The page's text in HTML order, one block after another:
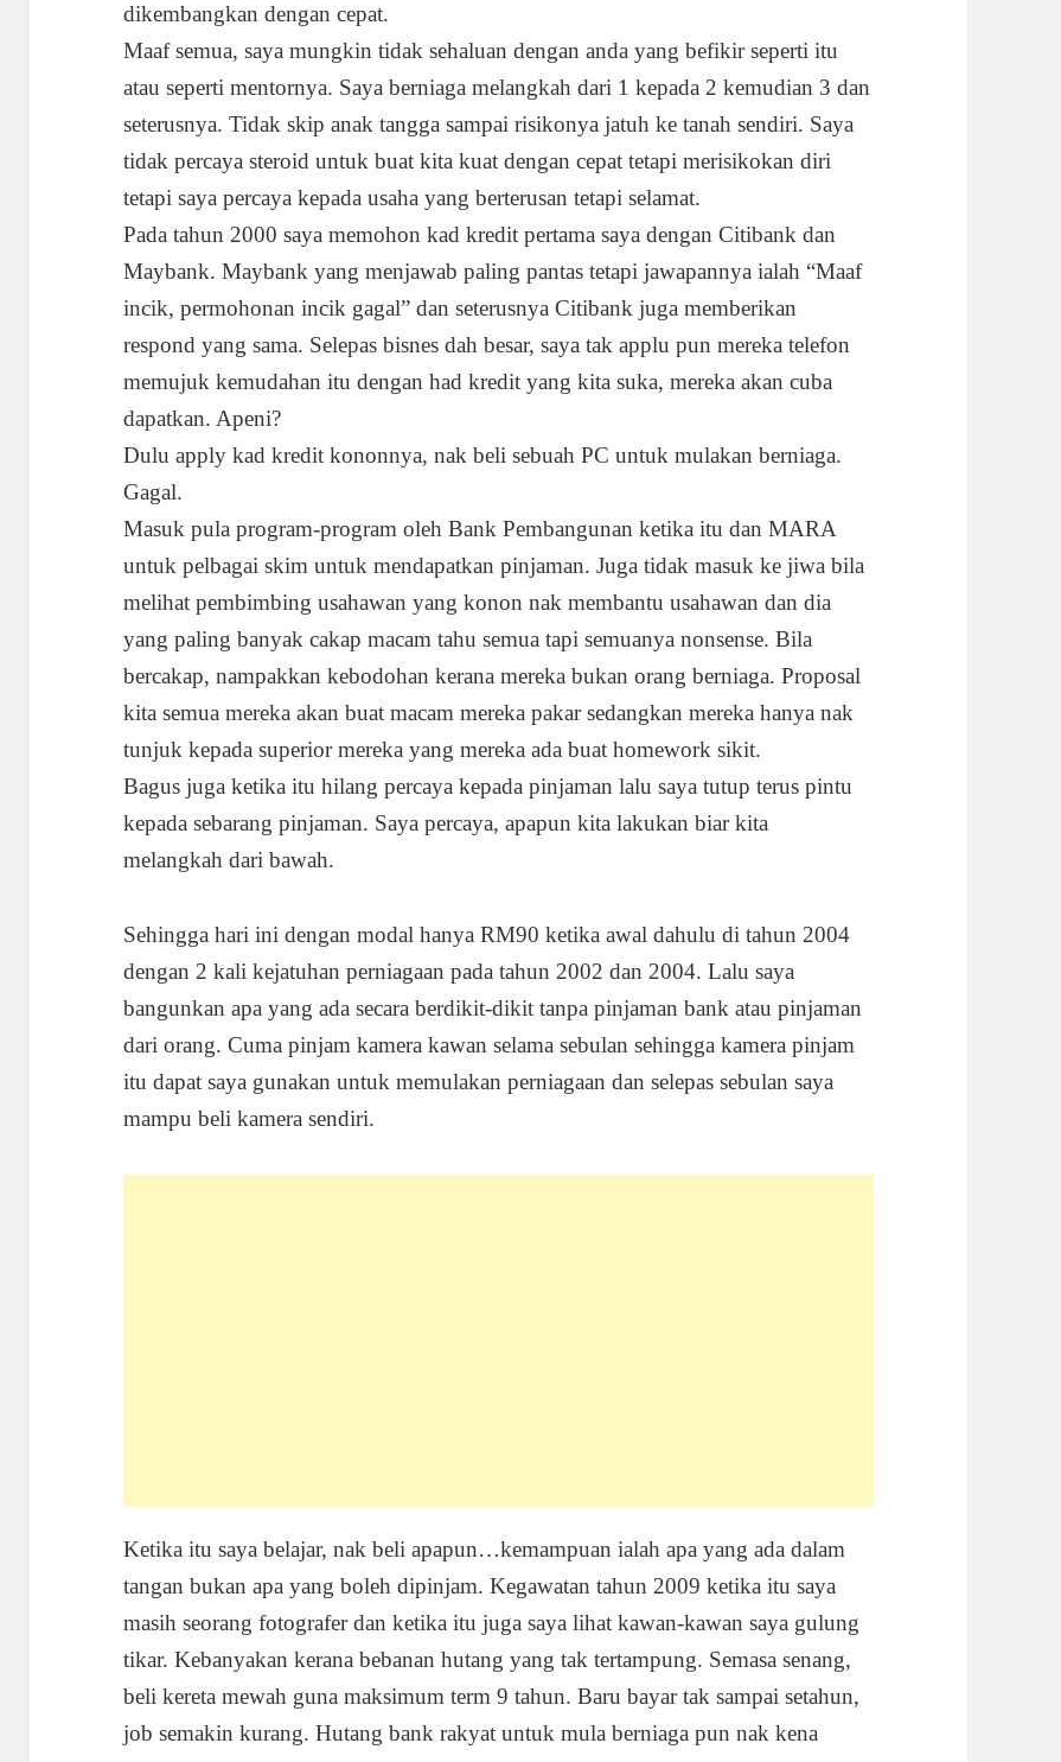
dikembangkan dengan cepat.
Maaf semua, saya mungkin tidak sehaluan dengan anda yang befikir seperti itu
atau seperti mentornya. Saya berniaga melangkah dari 1 kepada 2 kemudian 3 dan
seterusnya. Tidak skip anak tangga sampai risikonya jatuh ke tanah sendiri. Saya
tidak percaya steroid untuk buat kita kuat dengan cepat tetapi merisikokan diri
tetapi saya percaya kepada usaha yang berterusan tetapi selamat.
Pada tahun 2000 saya memohon kad kredit pertama saya dengan Citibank dan
Maybank. Maybank yang menjawab paling pantas tetapi jawapannya ialah “Maaf
incik, permohonan incik gagal” dan seterusnya Citibank juga memberikan
respond yang sama. Selepas bisnes dah besar, saya tak applu pun mereka telefon
memujuk kemudahan itu dengan had kredit yang kita suka, mereka akan cuba
dapatkan. Apeni?
Dulu apply kad kredit kononnya, nak beli sebuah PC untuk mulakan berniaga.
Gagal.
Masuk pula program-program oleh Bank Pembangunan ketika itu dan MARA
untuk pelbagai skim untuk mendapatkan pinjaman. Juga tidak masuk ke jiwa bila
melihat pembimbing usahawan yang konon nak membantu usahawan dan dia
yang paling banyak cakap macam tahu semua tapi semuanya nonsense. Bila
bercakap, nampakkan kebodohan kerana mereka bukan orang berniaga. Proposal
kita semua mereka akan buat macam mereka pakar sedangkan mereka hanya nak
tunjuk kepada superior mereka yang mereka ada buat homework sikit.
Bagus juga ketika itu hilang percaya kepada pinjaman lalu saya tutup terus pintu
kepada sebarang pinjaman. Saya percaya, apapun kita lakukan biar kita
melangkah dari bawah.
Sehingga hari ini dengan modal hanya RM90 ketika awal dahulu di tahun 2004
dengan 2 kali kejatuhan perniagaan pada tahun 2002 dan 2004. Lalu saya
bangunkan apa yang ada secara berdikit-dikit tanpa pinjaman bank atau pinjaman
dari orang. Cuma pinjam kamera kawan selama sebulan sehingga kamera pinjam
itu dapat saya gunakan untuk memulakan perniagaan dan selepas sebulan saya
mampu beli kamera sendiri.
Ketika itu saya belajar, nak beli apapun…kemampuan ialah apa yang ada dalam
tangan bukan apa yang boleh dipinjam. Kegawatan tahun 2009 ketika itu saya
masih seorang fotografer dan ketika itu juga saya lihat kawan-kawan saya gulung
tikar. Kebanyakan kerana bebanan hutang yang tak tertampung. Semasa senang,
beli kereta mewah guna maksimum term 9 tahun. Baru bayar tak sampai setahun,
job semakin kurang. Hutang bank rakyat untuk mula berniaga pun nak kena